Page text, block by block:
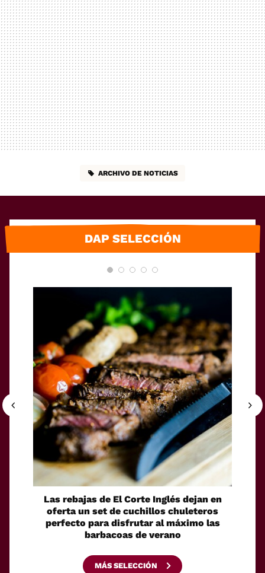
ARCHIVO DE NOTICIAS
DAP SELECCIÓN
Las rebajas de El Corte Inglés dejan en
oferta un set de cuchillos chuleteros
perfecto para disfrutar al máximo las
barbacoas de verano
MÁS SELECCIÓN